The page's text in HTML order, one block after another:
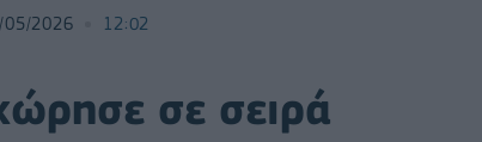
05/2026 12:02
σε σειρά